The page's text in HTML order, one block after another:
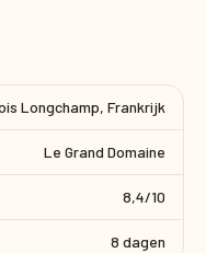
Longchamp, Frankrijk
Le Grand Domaine
8,4/10
8 dagen